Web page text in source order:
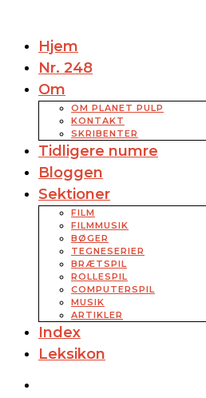
Hjem
Nr. 248
Om
OM PLANET PULP
KONTAKT
SKRIBENTER
Tidligere numre
Bloggen
Sektioner
FILM
FILMMUSIK
BØGER
TEGNESERIER
BRÆTSPIL
ROLLESPIL
COMPUTERSPIL
MUSIK
ARTIKLER
Index
Leksikon